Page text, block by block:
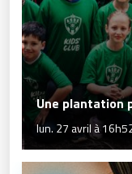
Une plantation
lun. 27 avril à